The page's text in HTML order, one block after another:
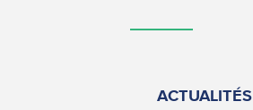
ACTUALITÉS